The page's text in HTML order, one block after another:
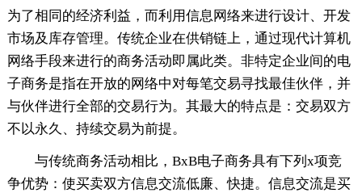
为了相同的经济利益，而利用信息网络来进行设计、开发
市场及库存管理。传统企业在供销链上，通过现代计算机
网络手段来进行的商务活动即属此类。非特定企业间的电
子商务是指在开放的网络中对每笔交易寻找最佳伙伴，并
与伙伴进行全部的交易行为。其最大的特点是：交易双方
不以永久、持续交易为前提。
与传统商务活动相比，BxB电子商务具有下列x项竞
争优势：使买卖双方信息交流低廉、快捷。信息交流是买